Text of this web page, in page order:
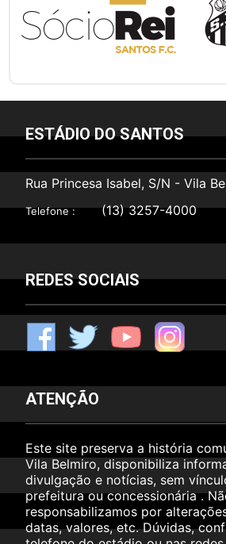
ESTÁDIO DO SANTOS
Rua Princesa Isabel, S/N - Vila
Telefone : (13) 3257-4000
REDES SOCIAIS
F Y I
ATENÇÃO
Este site preserva a história
Vila Belmiro, disponibiliza
divulgação e notícias, sem
prefeitura ou concessionária .
responsabilizamos por
datas, valores, etc. Dúvidas,